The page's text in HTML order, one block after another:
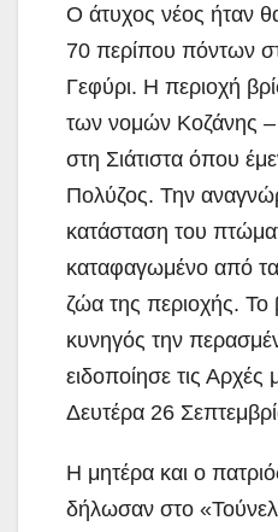
Ο άτυχος νέος ήταν
70 περίπου πόντων
Γεφύρι. Η περιοχή
των νομών Κοζάνης
στη Σιάτιστα όπου
Πολύζος. Την
κατάσταση του
καταφαγωμένο από τα
ζώα της περιοχής. Το
κυνηγός την
ειδοποίησε τις Αρχές
Δευτέρα 26
Η μητέρα και ο
δήλωσαν στο